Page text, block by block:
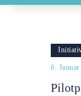
6.